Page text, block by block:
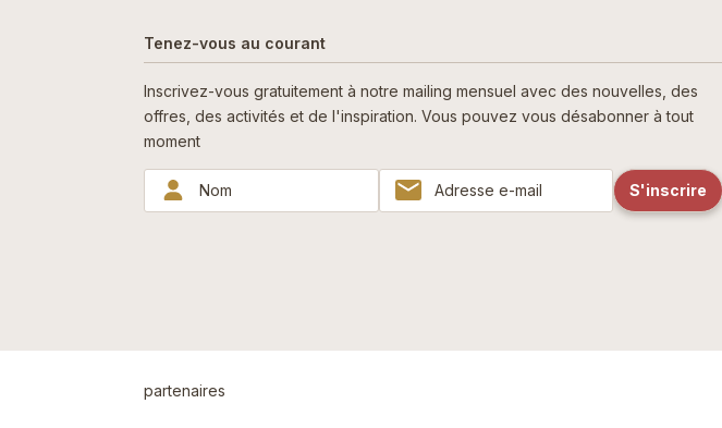
Tenez-vous au courant
Inscrivez-vous gratuitement à notre mailing mensuel avec des nouvelles, des
offres, des activités et de l'inspiration. Vous pouvez vous désabonner à tout
moment
partenaires